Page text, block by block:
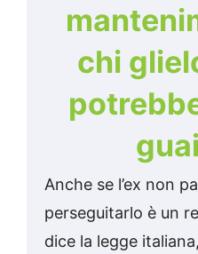
chi
Anche se l’ex non
perseguitarlo è un
dice la legge